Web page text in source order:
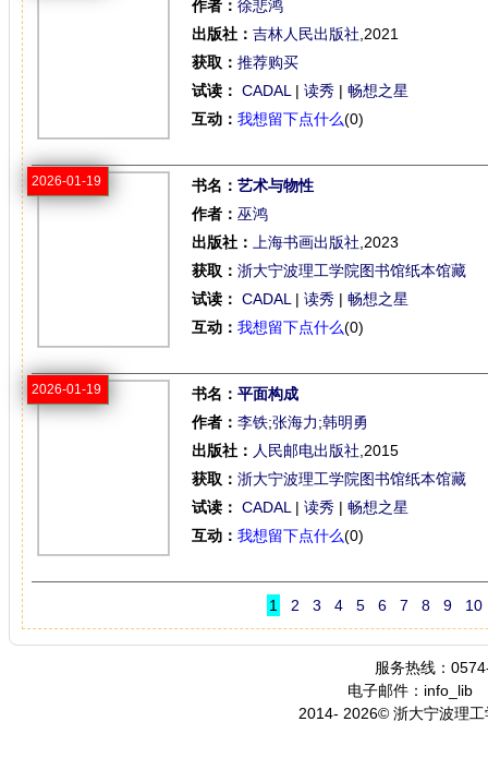
作者： 徐悲鸿
出版社： 吉林人民出版社 ,2021
获取： 推荐购买
试读： CADAL | 读秀 | 畅想之星
互动： 我想留下点什么(0)
2026-01-19 书名： 艺术与物性
作者： 巫鸿
出版社：
上海书画出版社 ,2023
获取： 浙大宁波理工学院图书馆纸本馆藏
试读： CADAL | 读秀 | 畅想之星
互动： 我想留下点什么(0)
2026-01-19 书名： 平面构成
作者： 李铁;张海力;韩明勇
出版社： 人民邮电出版社 ,2015
获取： 浙大宁波理工学院图书馆纸本馆藏
试读： CADAL | 读秀 | 畅想之星
互动： 我想留下点什么(0)
1 2 3 4 5 6 7 8 9 10
服务热线：
电子邮件：info_lib
2014- 2026© 浙大宁波理工